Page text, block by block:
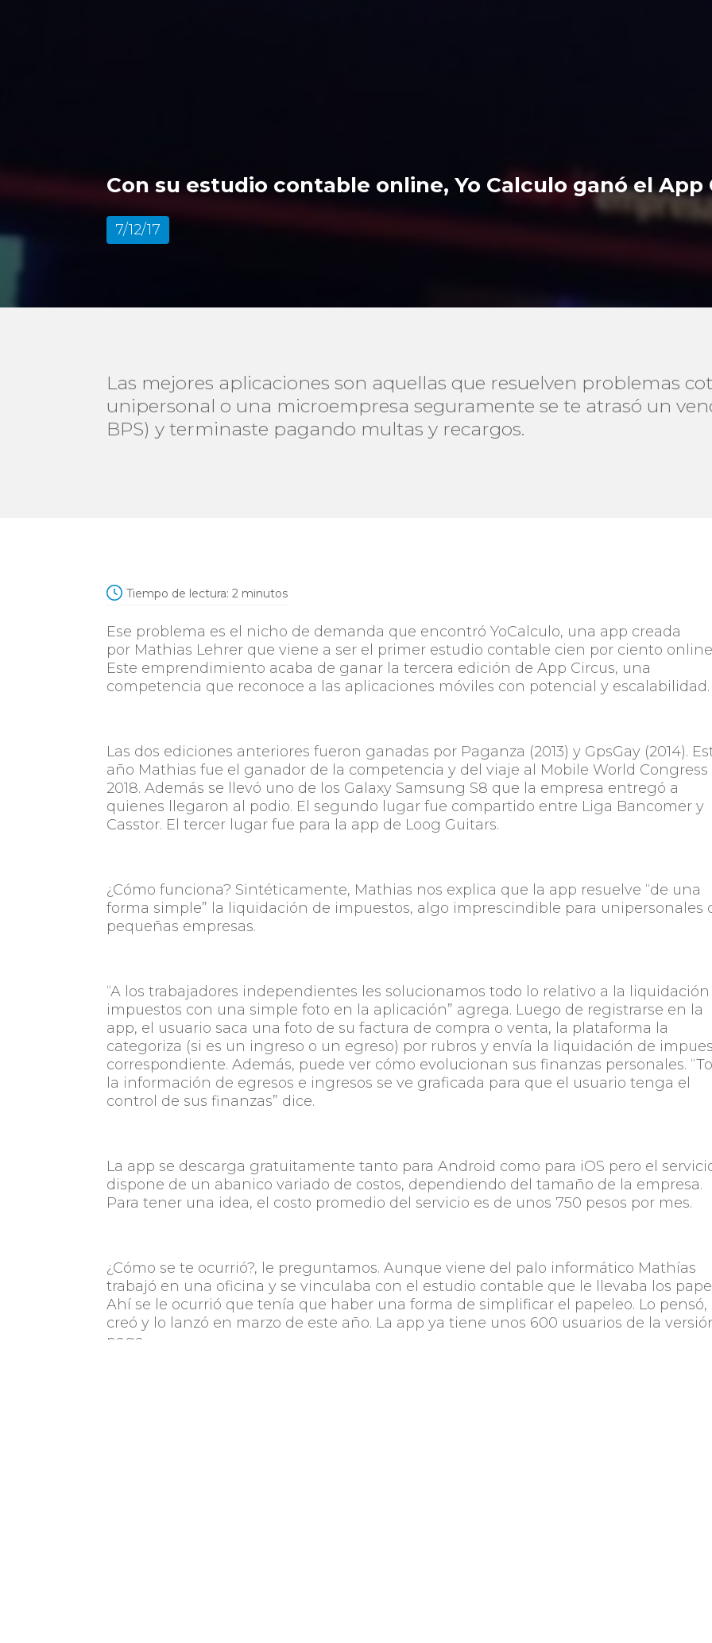
Con su estudio contable online, Yo Calculo ganó el App
7/12/17
Las mejores aplicaciones son aquellas que resuelven problemas
unipersonal o una microempresa seguramente se te atrasó un
BPS) y terminaste pagando multas y recargos.
Tiempo de lectura: 2 minutos
Ese problema es el nicho de demanda que encontró YoCalculo, una app creada
por Mathias Lehrer que viene a ser el primer estudio contable cien por ciento
Este emprendimiento acaba de ganar la tercera edición de App Circus, una
competencia que reconoce a las aplicaciones móviles con potencial y escalabilidad.
Las dos ediciones anteriores fueron ganadas por Paganza (2013) y GpsGay (2014).
año Mathias fue el ganador de la competencia y del viaje al Mobile World Congress
2018. Además se llevó uno de los Galaxy Samsung S8 que la empresa entregó a
quienes llegaron al podio. El segundo lugar fue compartido entre Liga Bancomer y
Casstor. El tercer lugar fue para la app de Loog Guitars.
¿Cómo funciona? Sintéticamente, Mathias nos explica que la app resuelve “de una
forma simple” la liquidación de impuestos, algo imprescindible para unipersonales
pequeñas empresas.
“A los trabajadores independientes les solucionamos todo lo relativo a la liquidación
impuestos con una simple foto en la aplicación” agrega. Luego de registrarse en la
app, el usuario saca una foto de su factura de compra o venta, la plataforma la
categoriza (si es un ingreso o un egreso) por rubros y envía la liquidación de
correspondiente. Además, puede ver cómo evolucionan sus finanzas personales.
la información de egresos e ingresos se ve graficada para que el usuario tenga el
control de sus finanzas” dice.
La app se descarga gratuitamente tanto para Android como para iOS pero el
dispone de un abanico variado de costos, dependiendo del tamaño de la empresa.
Para tener una idea, el costo promedio del servicio es de unos 750 pesos por mes.
¿Cómo se te ocurrió?, le preguntamos. Aunque viene del palo informático Mathías
trabajó en una oficina y se vinculaba con el estudio contable que le llevaba los
Ahí se le ocurrió que tenía que haber una forma de simplificar el papeleo. Lo pensó,
creó y lo lanzó en marzo de este año. La app ya tiene unos 600 usuarios de la
paga.